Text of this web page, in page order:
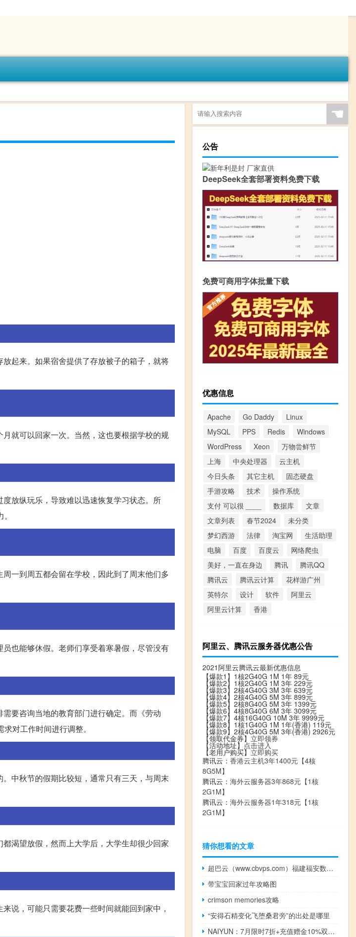
起来。如果宿舍提供了存放被子的箱子，就将
就可以回家一次。当然，这也要根据学校的规
放纵玩乐，导致难以迅速恢复学习状态。所
一到周五都会留在学校，因此到了周末他们多
也能够休假。老师们享受着寒暑假，尽管没有
要咨询当地的教育部门进行确定。而《劳动
对工作时间进行调整。
中秋节的假期比较短，通常只有三天，与周末
渴望放假，然而上大学后，大学生却很少回家
说，可能只需要花费一些时间就能回到家中，
☚
公告
DeepSeek全套部署资料免费下载
免费可商用字体批量下载
优惠信息
Apache Go Daddy
Linux
MySQL
PPS Redis
Windows
WordPress
Xeon
万物尝鲜节
上海
中央处理器
云主机
今日头条
其它主机
固态硬盘
手游攻略
技术
操作系统
支付 可以很 ____
数据库
文章
文章列表
春节2024
未分类
梦幻西游
法律 淘宝网
生活助理
电脑
百度 百度云
网络爬虫
美好，一直在身边
腾讯
腾讯QQ
腾讯云
腾讯云计算
花样游广州
英特尔
设计 软件
阿里云
阿里云计算
香港
阿里云、腾讯云服务器优惠公告
2021阿里云腾讯云最新优惠信息
【爆款1】1核2G40G 1M 1年 89元
【爆款2】1核2G40G 1M 3年 229元
【爆款3】2核4G40G 3M 3年 639元
【爆款4】2核4G40G 5M 3年 899元
【爆款5】2核8G40G 5M 3年 1399元
【爆款6】4核8G40G 6M 3年 3099元
【爆款7】4核16G40G 10M 3年 9999元
【爆款8】1核1G40G 1M 1年(香港) 119元
【爆款9】2核4G40G 5M 3年(香港) 2926元
【领取代金券】 立即领券
【活动地址】 点击进入
【老用户购买】立即购买
腾讯云： 香港云主机3年1400元【4核
8G5M】
腾讯云： 海外云服务器3年868元【1核
2G1M】
腾讯云： 海外云服务器1年318元【1核
2G1M】
猜你想看的文章
超巴云（www.cbvps.com）福建福安数据中心测评——闽东地区高性价比云服务
带宝宝回家过年攻略图
crimson memories攻略
“安得石精变化飞堕桑君旁”的出处是哪里
NAIYUN：7月限时7折+充值赠金10%双重福利/香港,美国三网CN2云服务器/独立服务器/适合建站/远程办公/Chatgpt/Tiktok